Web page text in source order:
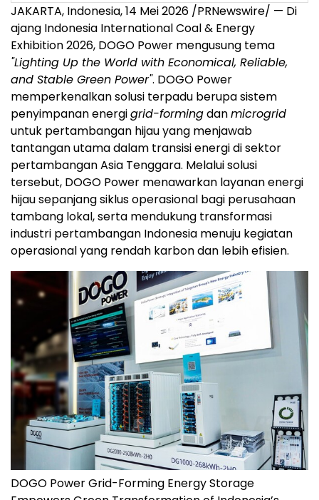
JAKARTA, Indonesia, 14 Mei 2026 /PRNewswire/ — Di
ajang Indonesia International Coal & Energy
Exhibition 2026, DOGO Power mengusung tema
"Lighting Up the World with Economical, Reliable,
and Stable Green Power". DOGO Power
memperkenalkan solusi terpadu berupa sistem
penyimpanan energigrid-formingdanmicrogrid
untuk pertambangan hijau yang menjawab
tantangan utama dalam transisi energi di sektor
pertambangan Asia Tenggara. Melalui solusi
tersebut, DOGO Power menawarkan layanan energi
hijau sepanjang siklus operasional bagi perusahaan
tambang lokal, serta mendukung transformasi
industri pertambangan Indonesia menuju kegiatan
operasional yang rendah karbon dan lebih efisien.
DOGO Power Grid-Forming Energy Storage